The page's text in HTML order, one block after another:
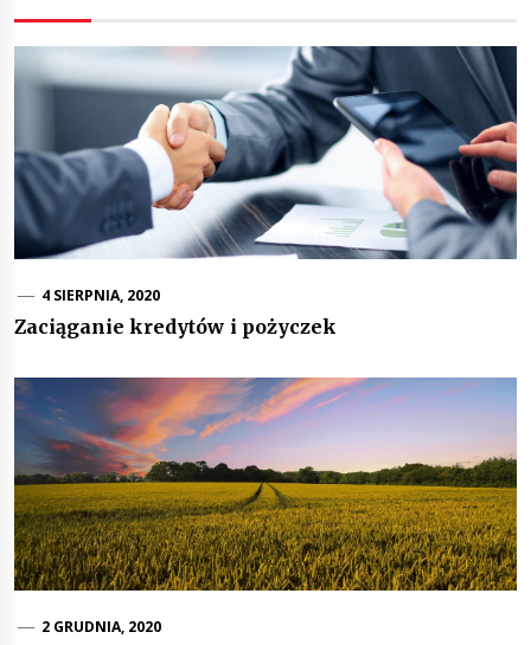
4 SIERPNIA, 2020
Zaciąganie kredytów i pożyczek
2 GRUDNIA, 2020